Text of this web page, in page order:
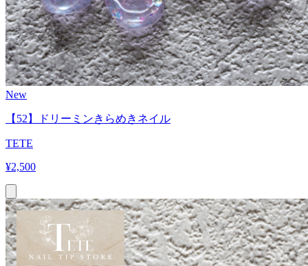
New
【52】ドリーミンきらめきネイル
TETE
¥2,500